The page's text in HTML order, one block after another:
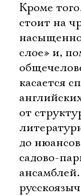
Кроме
стоит на
слое» и,
касается
от
до
садово-